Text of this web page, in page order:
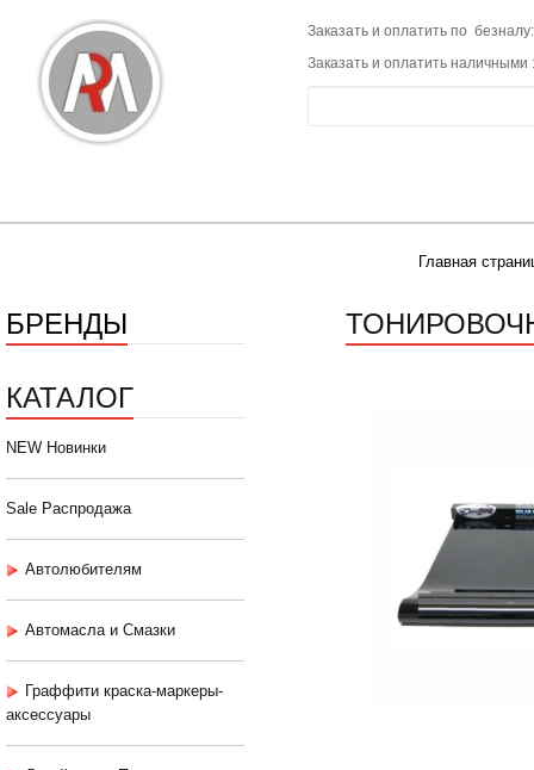
Заказать и оплатить по
Заказать и оплатить наличными
Главная
БРЕНДЫ
КАТАЛОГ
NEW Новинки
Sale Распродажа
Автолюбителям
Автомасла и Смазки
Граффити краска-маркеры-
аксессуары